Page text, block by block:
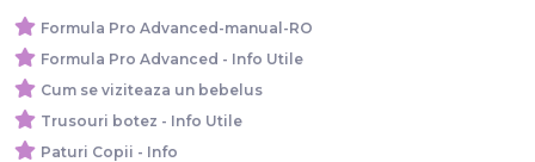
Formula Pro Advanced-manual-RO
Formula Pro Advanced - Info Utile
Cum se viziteaza un bebelus
Trusouri botez - Info Utile
Paturi Copii - Info